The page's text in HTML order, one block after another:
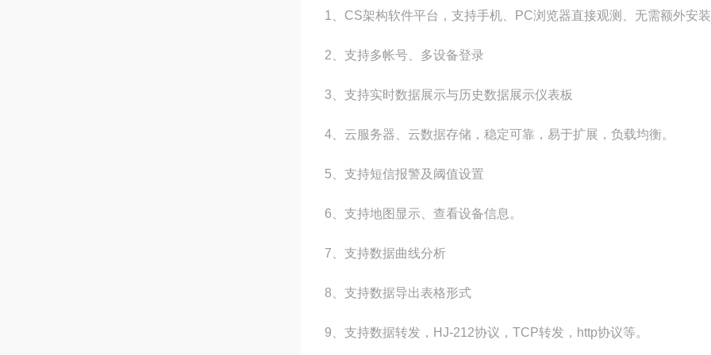
1、CS架构软件平台，支持手机、PC浏览器直接观测、无需额外安
2、支持多帐号、多设备登录
3、支持实时数据展示与历史数据展示仪表板
4、云服务器、云数据存储，稳定可靠，易于扩展，负载均衡。
5、支持短信报警及阈值设置
6、支持地图显示、查看设备信息。
7、支持数据曲线分析
8、支持数据导出表格形式
9、支持数据转发，HJ-212协议，TCP转发，http协议等。